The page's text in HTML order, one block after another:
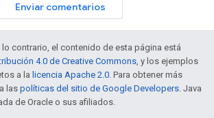
Enviar comentarios
contrario, el contenido de esta página está
4.0 de Creative Commons, y los ejemplos
a la licencia Apache 2.0. Para obtener más
las políticas del sitio de Google Developers. Java
de Oracle o sus afiliados.